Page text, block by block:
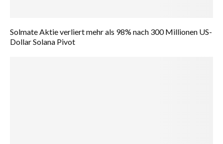
Solmate Aktie verliert mehr als 98% nach 300 Millionen US-
Dollar Solana Pivot